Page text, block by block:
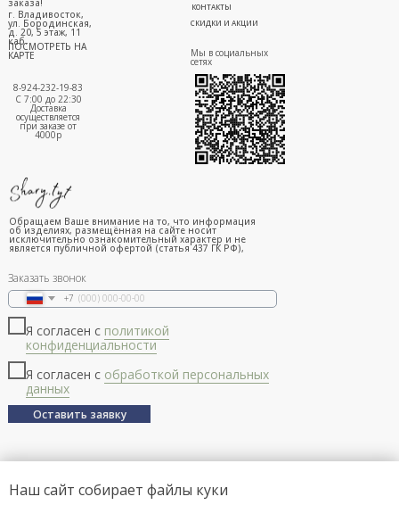
г. Владивосток,
ул. Бородинская,
д. 20, 5 этаж, 11
каб.
ПОСМОТРЕТЬ НА
КАРТЕ
СКИДКИ И АКЦИИ
КОНТАКТЫ
8-924-232-19-83
С 7:00 до 22:30
Доставка
осуществляется
при заказе от
4000р
заказа!
Мы в социальных
сетях
Заказать звонок
+7
Я согласен с политикой
конфиденциальности
Я согласен с обработкой персональных
данных
Оставить заявку
Обращаем Ваше внимание на то, что информация
об изделиях, размещённая на сайте носит
исключительно ознакомительный характер и не
является публичной офертой (статья 437 ГК РФ),
Наш сайт собирает файлы куки